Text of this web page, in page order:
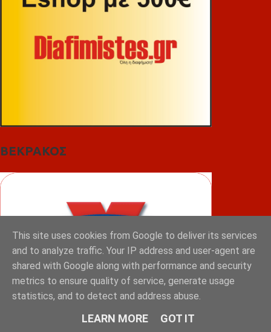
ΒΕΚΡΑΚΟΣ
This site uses cookies from Google to deliver its services
and to analyze traffic. Your IP address and user-agent are
shared with Google along with performance and security
metrics to ensure quality of service, generate usage
statistics, and to detect and address abuse.
LEARN MORE GOT IT